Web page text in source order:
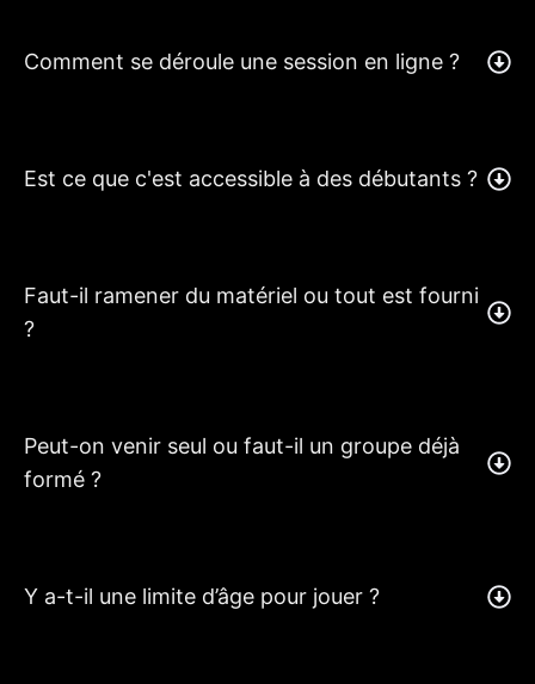
Comment se déroule une session en ligne ?
Est ce que c'est accessible à des débutants ?
Faut-il ramener du matériel ou tout est fourni
?
Peut-on venir seul ou faut-il un groupe déjà
formé ?
Y a-t-il une limite d’âge pour jouer ?